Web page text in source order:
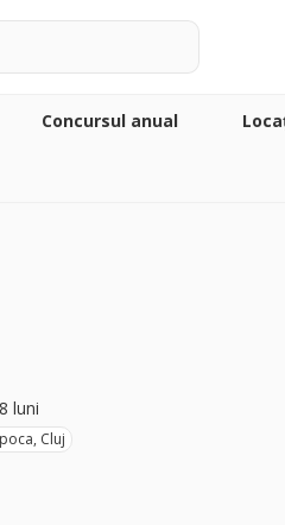
Concursul anual
luni
Cluj